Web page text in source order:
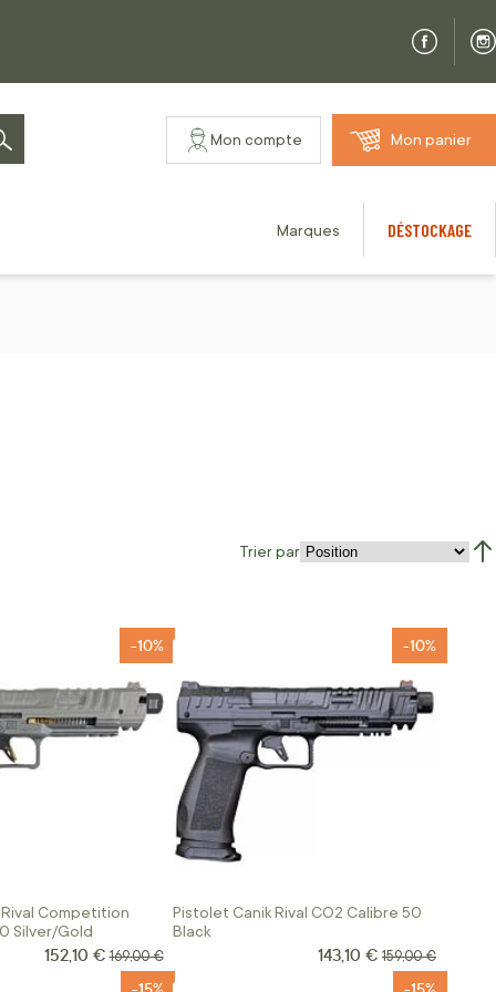
Mon compte Mon panier
Marques DÉSTOCKAGE
Trier par
Competition
Silver/Gold
-10%
Prix Spécial
152,10 € Prix normal
169,00 €
Pistolet Canik Rival CO2 Calibre 50
Black
-10%
Prix Spécial
143,10 € Prix normal
159,00 €
-15% -15%